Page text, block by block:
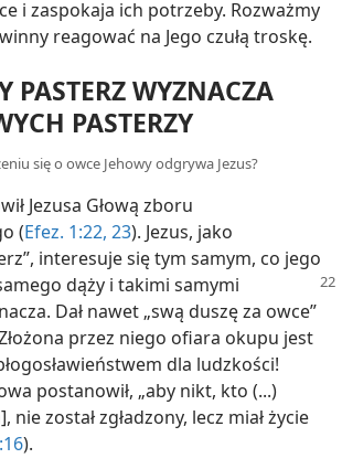
i zaspokaja ich potrzeby. Rozważmy
reagować na Jego czułą troskę.
PASTERZ WYZNACZA
PASTERZY
się o owce Jehowy odgrywa Jezus?
Jezusa Głową zboru
(Efez. 1:22, 23). Jezus, jako
interesuje się tym samym, co jego
dąży i takimi samymi
Dał nawet „swą duszę za owce”
przez niego ofiara okupu jest
dla ludzkości!
postanowił, „aby nikt, kto (...)
nie został zgładzony, lecz miał życie
).